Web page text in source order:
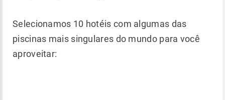
Selecionamos 10 hotéis com algumas das
piscinas mais singulares do mundo para você
aproveitar: